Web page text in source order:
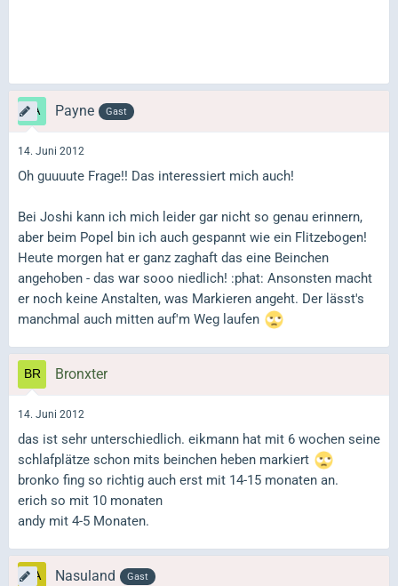
Payne Gast
14. Juni 2012
Oh guuuute Frage!! Das interessiert mich auch!
Bei Joshi kann ich mich leider gar nicht so genau erinnern,
aber beim Popel bin ich auch gespannt wie ein Flitzebogen!
Heute morgen hat er ganz zaghaft das eine Beinchen
angehoben - das war sooo niedlich! :phat: Ansonsten macht
er noch keine Anstalten, was Markieren angeht. Der lässt's
manchmal auch mitten auf'm Weg laufen
Bronxter
14. Juni 2012
das ist sehr unterschiedlich. eikmann hat mit 6 wochen seine
schlafplätze schon mits beinchen heben markiert
bronko fing so richtig auch erst mit 14-15 monaten an.
erich so mit 10 monaten
andy mit 4-5 Monaten.
Nasuland Gast